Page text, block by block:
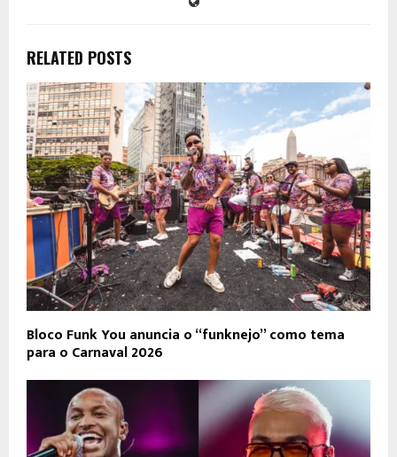
RELATED POSTS
Bloco Funk You anuncia o “funknejo” como tema
para o Carnaval 2026